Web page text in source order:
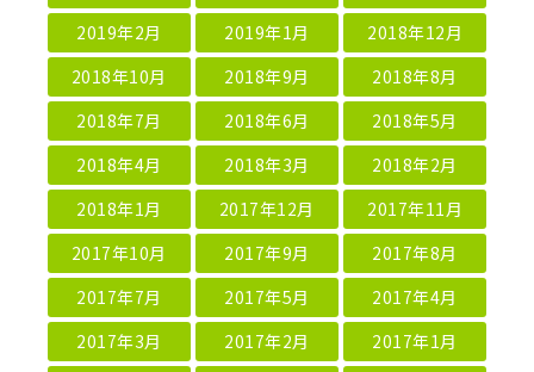
2019年2月
2019年1月
2018年12月
2018年10月
2018年9月
2018年8月
2018年7月
2018年6月
2018年5月
2018年4月
2018年3月
2018年2月
2018年1月
2017年12月
2017年11月
2017年10月
2017年9月
2017年8月
2017年7月
2017年5月
2017年4月
2017年3月
2017年2月
2017年1月